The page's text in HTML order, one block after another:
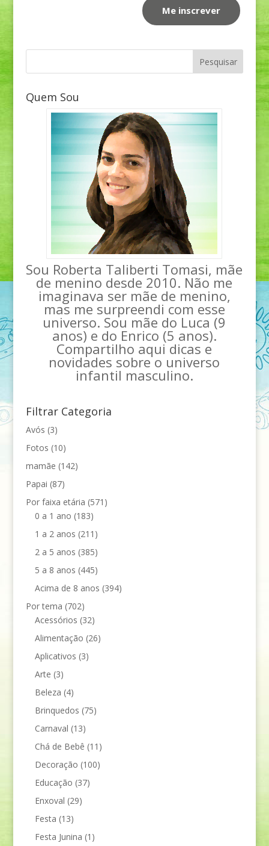
Quem Sou
Sou Roberta Taliberti Tomasi, mãe
de menino desde 2010. Não me
imaginava ser mãe de menino,
mas me surpreendi com esse
universo. Sou mãe do Luca (9
anos) e do Enrico (5 anos).
Compartilho aqui dicas e
novidades sobre o universo
infantil masculino.
Filtrar Categoria
Avós (3)
Fotos (10)
mamãe (142)
Papai (87)
Por faixa etária (571)
0 a 1 ano (183)
1 a 2 anos (211)
2 a 5 anos (385)
5 a 8 anos (445)
Acima de 8 anos (394)
Por tema (702)
Acessórios (32)
Alimentação (26)
Aplicativos (3)
Arte (3)
Beleza (4)
Brinquedos (75)
Carnaval (13)
Chá de Bebê (11)
Decoração (100)
Educação (37)
Enxoval (29)
Festa (13)
Festa Junina (1)